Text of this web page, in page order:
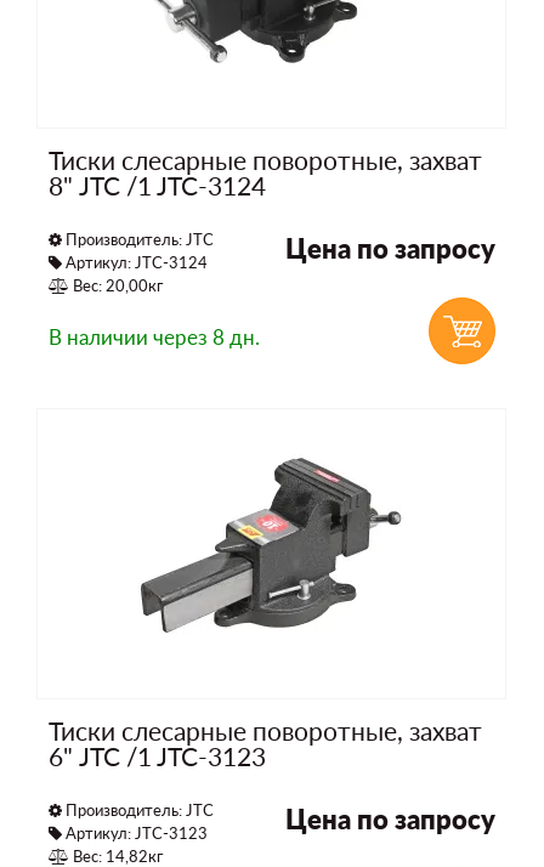
Тиски слесарные поворотные, захват
8" JTC /1 JTC-3124
Производитель: JTC
Артикул: JTC-3124
Вес: 20,00кг
Цена по запросу
В наличии через 8 дн.
Тиски слесарные поворотные, захват
6" JTC /1 JTC-3123
Производитель: JTC
Артикул: JTC-3123
Вес: 14,82кг
Цена по запросу